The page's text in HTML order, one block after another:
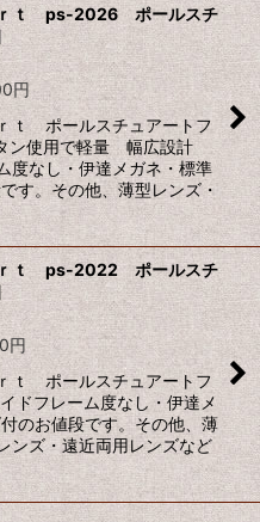
ｔ ps-2026 ポールスチ
円
ｔ ポールスチュアートフ
ン使用で軽量 幅広設計
度なし・伊達メガネ・標準
す。その他、薄型レンズ・
ｔ ps-2022 ポールスチ
円
ｔ ポールスチュアートフ
ドフレーム度なし・伊達メ
のお値段です。その他、薄
ンズ・遠近両用レンズなど